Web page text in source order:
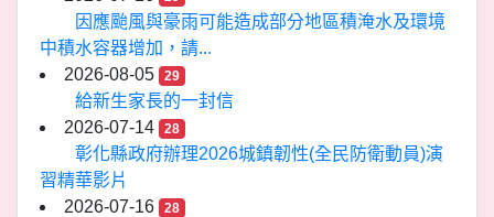
因應颱風與豪雨可能造成部分地區積淹水及環境
中積水容器增加，請...
2026-08-05
29
給新生家長的一封信
2026-07-14
28
彰化縣政府辦理2026城鎮韌性(全民防衛動員)演
習精華影片
2026-07-16
28